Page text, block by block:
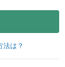
法は？